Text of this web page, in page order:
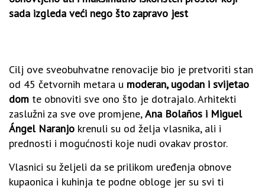
sada izgleda veći nego što zapravo jest
Cilj ove sveobuhvatne renovacije bio je pretvoriti stan
od 45 četvornih metara u moderan, ugodan i svijetao
dom te obnoviti sve ono što je dotrajalo. Arhitekti
zaslužni za sve ove promjene,Ana Bolaños i Miguel
Ángel Naranjo krenuli su od želja vlasnika, ali i
prednosti i mogućnosti koje nudi ovakav prostor.
Vlasnici su željeli da se prilikom uređenja obnove
kupaonica i kuhinja te podne obloge jer su svi ti